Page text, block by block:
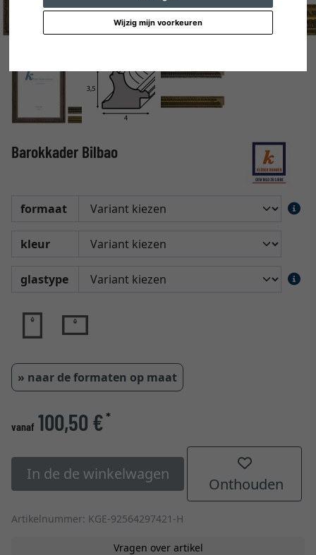
Wijzig mijn voorkeuren
Barokkader Bilbao
formaat
kleur
glastype
» naar de formaten op maat
vanaf 100,50 €*
In de de winkelwagen
Onthouden
Artikelnummer: KGE-92564297421-H
Vragen over artikel